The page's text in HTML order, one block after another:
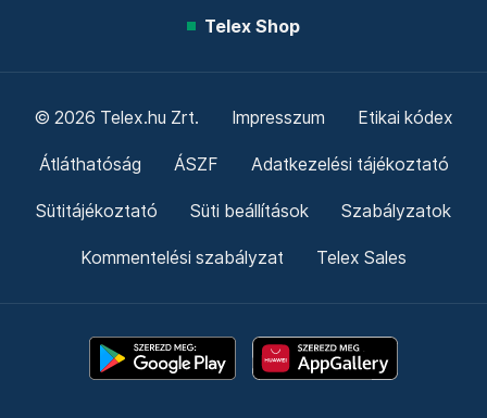
Telex Shop
© 2026 Telex.hu Zrt. Impresszum Etikai kódex
Átláthatóság ÁSZF Adatkezelési tájékoztató
Sütitájékoztató Süti beállítások Szabályzatok
Kommentelési szabályzat Telex Sales